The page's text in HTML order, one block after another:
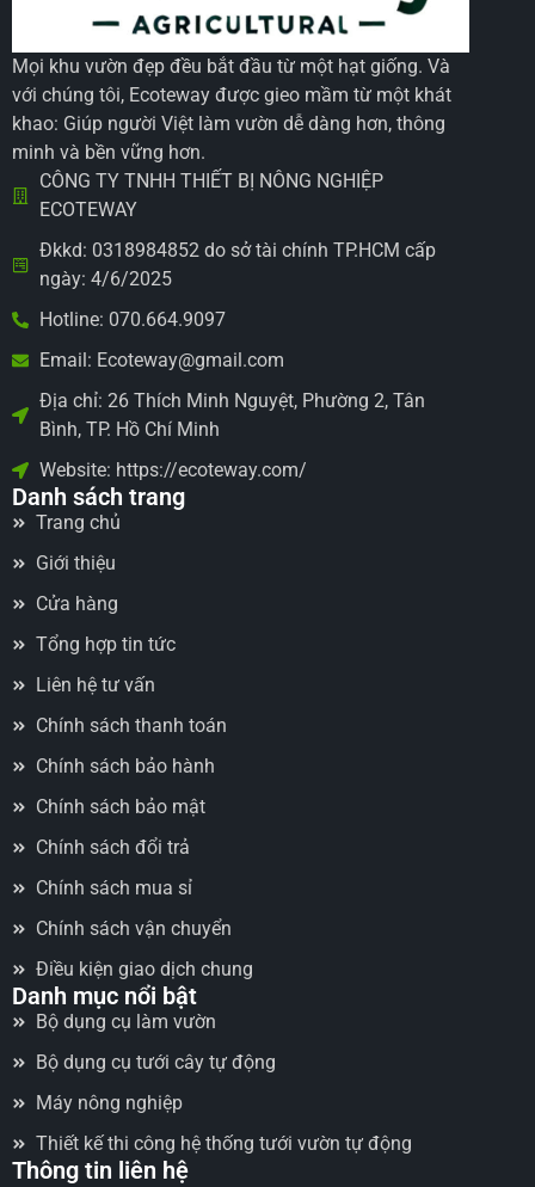
Mọi khu vườn đẹp đều bắt đầu từ một hạt giống. Và
với chúng tôi, Ecoteway được gieo mầm từ một khát
khao: Giúp người Việt làm vườn dễ dàng hơn, thông
minh và bền vững hơn.
CÔNG TY TNHH THIẾT BỊ NÔNG NGHIỆP
ECOTEWAY
Đkkd: 0318984852 do sở tài chính TP.HCM cấp
ngày: 4/6/2025
Hotline: 070.664.9097
Email: Ecoteway@gmail.com
Địa chỉ: 26 Thích Minh Nguyệt, Phường 2, Tân
Bình, TP. Hồ Chí Minh
Website: https://ecoteway.com/
Danh sách trang
Trang chủ
Giới thiệu
Cửa hàng
Tổng hợp tin tức
Liên hệ tư vấn
Chính sách thanh toán
Chính sách bảo hành
Chính sách bảo mật
Chính sách đổi trả
Chính sách mua sỉ
Chính sách vận chuyển
Điều kiện giao dịch chung
Danh mục nổi bật
Bộ dụng cụ làm vườn
Bộ dụng cụ tưới cây tự động
Máy nông nghiệp
Thiết kế thi công hệ thống tưới vườn tự động
Thông tin liên hệ